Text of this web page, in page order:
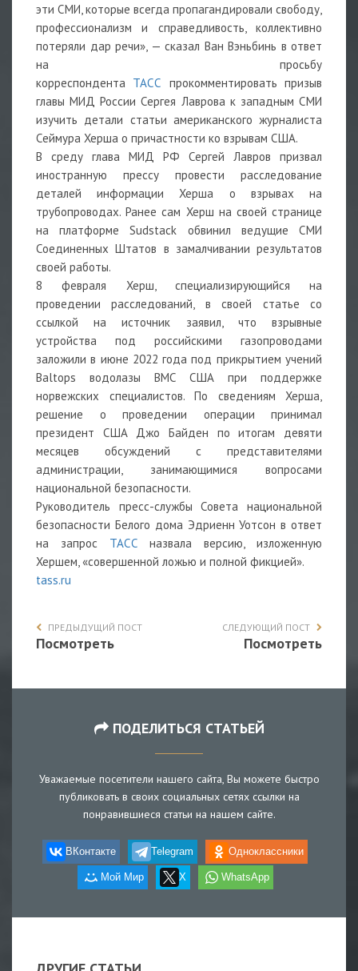
эти СМИ, которые всегда пропагандировали свободу,
профессионализм и справедливость, коллективно
потеряли дар речи», — сказал Ван Вэньбинь в ответ
на просьбу
корреспондента ТАСС прокомментировать призыв
главы МИД России Сергея Лаврова к западным СМИ
изучить детали статьи американского журналиста
Сеймура Херша о причастности ко взрывам США.
В среду глава МИД РФ Сергей Лавров призвал
иностранную прессу провести расследование
деталей информации Херша о взрывах на
трубопроводах. Ранее сам Херш на своей странице
на платформе Sudstack обвинил ведущие СМИ
Соединенных Штатов в замалчивании результатов
своей работы.
8 февраля Херш, специализирующийся на
проведении расследований, в своей статье со
ссылкой на источник заявил, что взрывные
устройства под российскими газопроводами
заложили в июне 2022 года под прикрытием учений
Baltops водолазы ВМС США при поддержке
норвежских специалистов. По сведениям Херша,
решение о проведении операции принимал
президент США Джо Байден по итогам девяти
месяцев обсуждений с представителями
администрации, занимающимися вопросами
национальной безопасности.
Руководитель пресс-службы Совета национальной
безопасности Белого дома Эдриенн Уотсон в ответ
на запрос
ТАСС
назвала версию, изложенную
Хершем, «совершенной ложью и полной фикцией».
tass.ru
ПРЕДЫДУЩИЙ ПОСТ
Посмотреть
СЛЕДУЮЩИЙ ПОСТ
Посмотреть
ПОДЕЛИТЬСЯ СТАТЬЕЙ
Уважаемые посетители нашего сайта, Вы можете быстро
публиковать в своих социальных сетях ссылки на
понравившиеся статьи на нашем сайте.
ВКонтакте Telegram Одноклассники
Мой Мир X WhatsApp